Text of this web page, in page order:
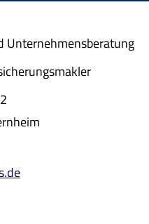
Unternehmensberatung